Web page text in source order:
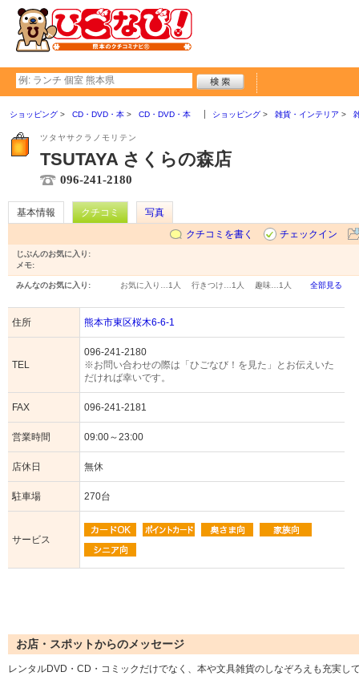
ショッピング CD・DVD・本 CD・DVD・本 ショッピング 雑貨・インテリア
ツタヤサクラノモリテン
TSUTAYA さくらの森店
096-241-2180
基本情報 クチコミ
写真
クチコミを書く
チェックイン
じぶんのお気に入り:
メモ:
みんなのお気に入り: お気に入り… 1人 行きつけ… 1人 趣味… 1人 全部見る
住所 熊本市東区桜木6-6-1
TEL
096-241-2180
※お問い合わせの際は「ひごなび！を見た」とお伝えいた
だければ幸いです。
FAX 096-241-2181
営業時間 09:00～23:00
店休日 無休
駐車場 270台
サービス
お店・スポットからのメッセージ
レンタルDVD・CD・コミックだけでなく、本や文具雑貨のしなぞろえも充実し